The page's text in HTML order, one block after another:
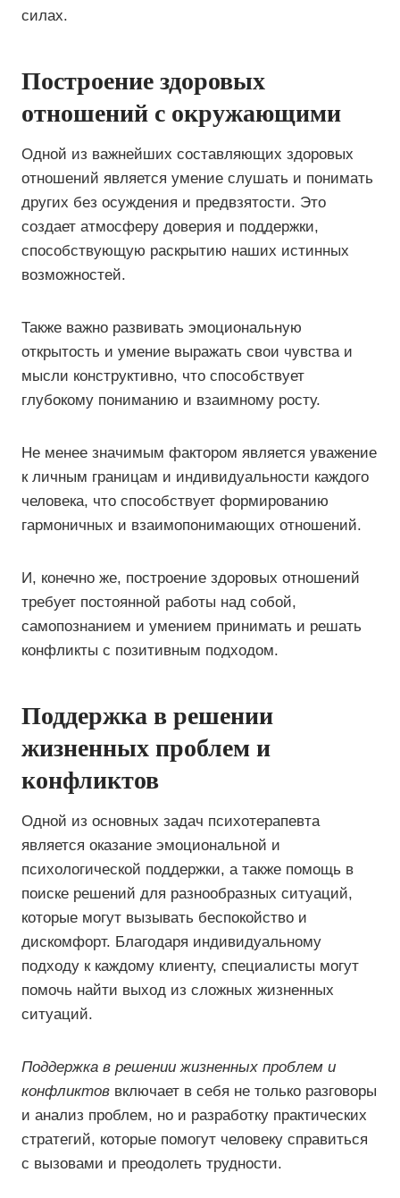
силах.
Построение здоровых
отношений с окружающими
Одной из важнейших составляющих здоровых
отношений является умение слушать и понимать
других без осуждения и предвзятости. Это
создает атмосферу доверия и поддержки,
способствующую раскрытию наших истинных
возможностей.
Также важно развивать эмоциональную
открытость и умение выражать свои чувства и
мысли конструктивно, что способствует
глубокому пониманию и взаимному росту.
Не менее значимым фактором является уважение
к личным границам и индивидуальности каждого
человека, что способствует формированию
гармоничных и взаимопонимающих отношений.
И, конечно же, построение здоровых отношений
требует постоянной работы над собой,
самопознанием и умением принимать и решать
конфликты с позитивным подходом.
Поддержка в решении
жизненных проблем и
конфликтов
Одной из основных задач психотерапевта
является оказание эмоциональной и
психологической поддержки, а также помощь в
поиске решений для разнообразных ситуаций,
которые могут вызывать беспокойство и
дискомфорт. Благодаря индивидуальному
подходу к каждому клиенту, специалисты могут
помочь найти выход из сложных жизненных
ситуаций.
Поддержка в решении жизненных проблем и
конфликтов включает в себя не только разговоры
и анализ проблем, но и разработку практических
стратегий, которые помогут человеку справиться
с вызовами и преодолеть трудности.